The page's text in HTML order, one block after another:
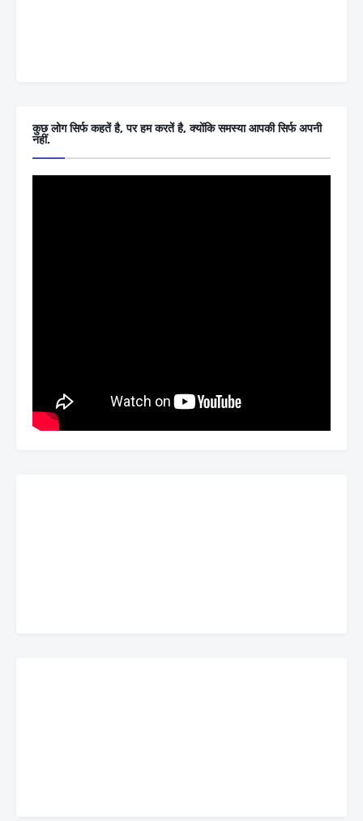
कुछ लोग सिर्फ कहतें है, पर हम करतें है, क्योंकि समस्या आपकी सिर्फ अपनी
नहीं.